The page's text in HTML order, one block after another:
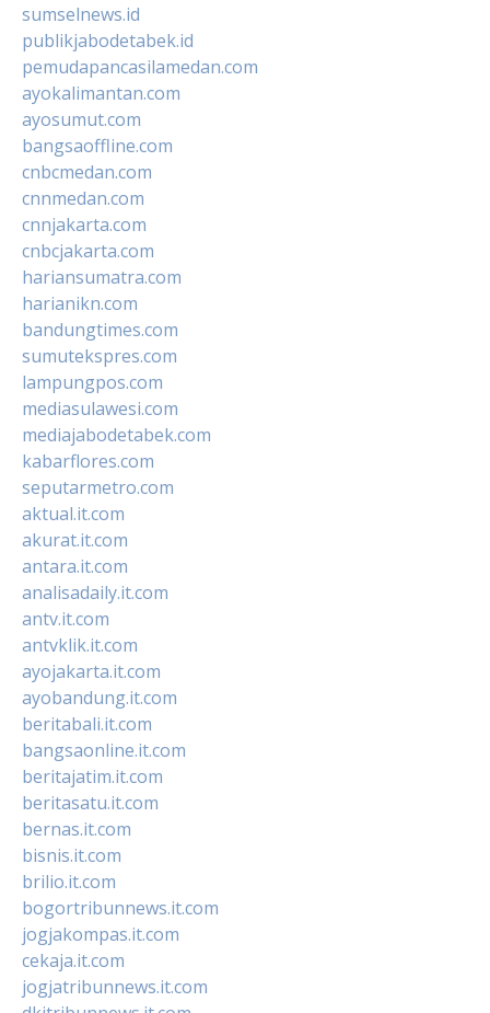
sumselnews.id
publikjabodetabek.id
pemudapancasilamedan.com
ayokalimantan.com
ayosumut.com
bangsaoffline.com
cnbcmedan.com
cnnmedan.com
cnnjakarta.com
cnbcjakarta.com
hariansumatra.com
harianikn.com
bandungtimes.com
sumutekspres.com
lampungpos.com
mediasulawesi.com
mediajabodetabek.com
kabarflores.com
seputarmetro.com
aktual.it.com
akurat.it.com
antara.it.com
analisadaily.it.com
antv.it.com
antvklik.it.com
ayojakarta.it.com
ayobandung.it.com
beritabali.it.com
bangsaonline.it.com
beritajatim.it.com
beritasatu.it.com
bernas.it.com
bisnis.it.com
brilio.it.com
bogortribunnews.it.com
jogjakompas.it.com
cekaja.it.com
jogjatribunnews.it.com